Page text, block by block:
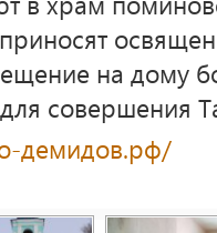
на дому
совершения
демидов.рф/